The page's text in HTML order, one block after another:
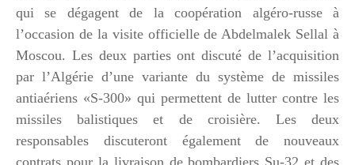
qui se dégagent de la coopération algéro-russe à
l’occasion de la visite officielle de Abdelmalek Sellal à
Moscou. Les deux parties ont discuté de l’acquisition
par l’Algérie d’une variante du système de missiles
antiaériens «S-300» qui permettent de lutter contre les
missiles balistiques et de croisière. Les deux
responsables discuteront également de nouveaux
contrats pour la livraison de bombardiers Su-32 et des